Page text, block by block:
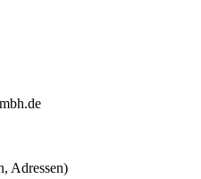
Adressen)